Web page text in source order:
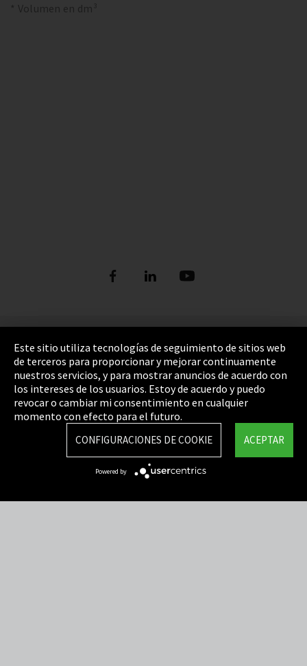
* Volumen en dm³
Pie de imprenta
Política de privacidad
Cookie Settings
Términos y Condiciones
Mapa del sitio
Integrity Line
Este sitio utiliza tecnologías de seguimiento de sitios web
de terceros para proporcionar y mejorar continuamente
nuestros servicios, y para mostrar anuncios de acuerdo con
los intereses de los usuarios. Estoy de acuerdo y puedo
revocar o cambiar mi consentimiento en cualquier
momento con efecto para el futuro.
ACEPTAR
CONFIGURACIONES DE COOKIE
Powered by